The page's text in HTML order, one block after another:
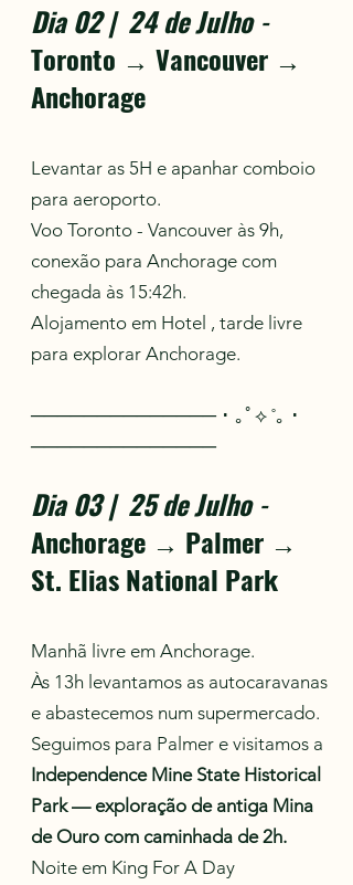
Dia 02 | 24 de Julho-
Toronto → Vancouver →
Anchorage
Levantar as 5H e apanhar comboio
para aeroporto.
Voo Toronto - Vancouver às 9h,
conexão para Anchorage com
chegada às 15:42h.
Alojamento em Hotel , tarde livre
para explorar Anchorage.
────────────── ･ ｡ﾟ⟡ ˚｡ ･
──────────────
Dia 03 | 25 de Julho-
Anchorage → Palmer →
St. Elias National Park
Manhã livre em Anchorage.
Às 13h levantamos as autocaravanas
e abastecemos num supermercado.
Seguimos para Palmer e visitamos a
Independence Mine State Historical
Park — exploração de antiga Mina
de Ouro com caminhada de 2h.
Noite em King For A Day